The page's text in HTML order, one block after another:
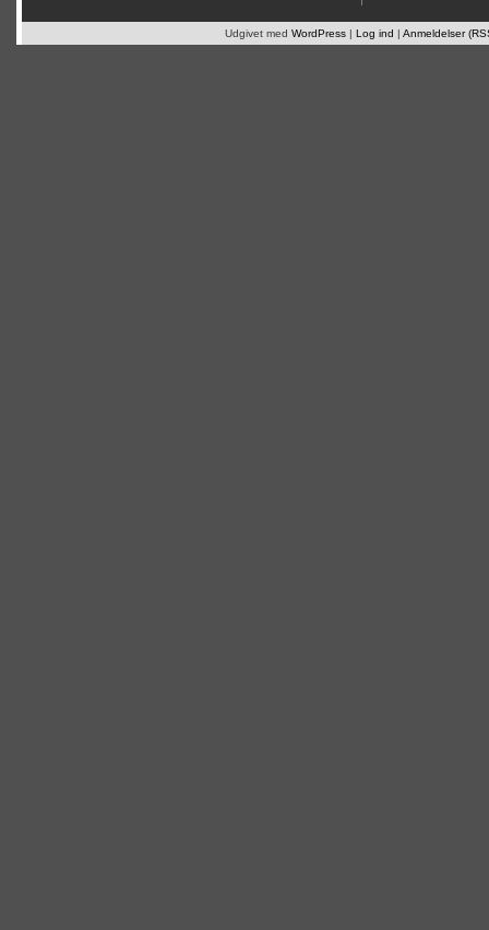
Udgivet med WordPress | Log ind | Anmeldelser